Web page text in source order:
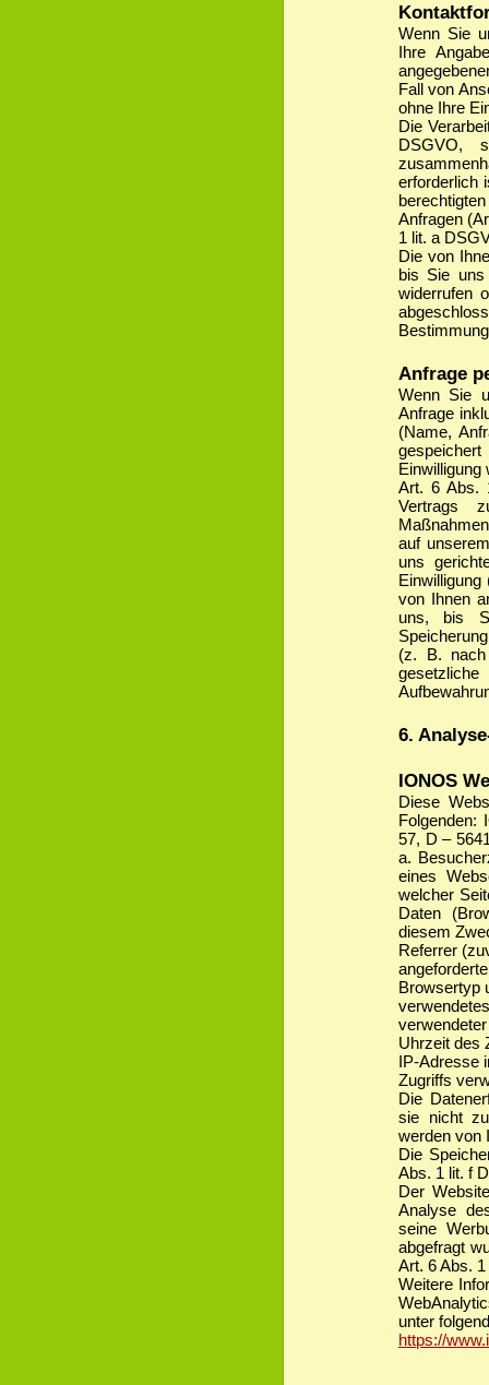
Wenn Sie
Ihre
Fall von
ohne Ihre
Die
DSGVO,
erforderlich
Anfragen
1 lit. a
Die von
bis Sie
widerrufen
Anfrage
Wenn Sie
Anfrage
(Name,
Einwilligung
Art. 6 Abs.
Vertrags
auf
uns
von Ihnen
uns, bis
(z. B. nach
6.
IONOS
Diese
Folgenden:
57, D –
a.
eines
welcher
Daten
diesem
Referrer
Browsertyp
Uhrzeit des
IP-Adresse
Zugriffs
Die
sie nicht
werden von
Die
Abs. 1 lit. f
Der
Analyse
seine
abgefragt
Art. 6 Abs.
Weitere
unter
https://